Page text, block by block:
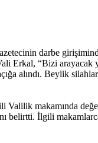
darbe
Erkal, “Bizi
alındı. Beylik
makamında
belirtti. İlgili